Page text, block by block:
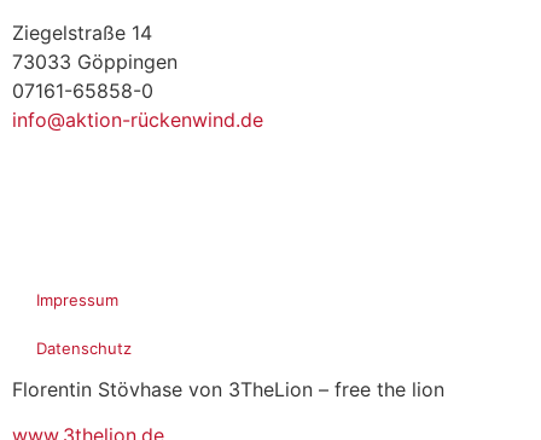
Ziegelstraße 14
73033 Göppingen
07161-65858-0
info@aktion-rückenwind.de
Impressum
Datenschutz
Florentin Stövhase von 3TheLion – free the lion
www.3thelion.de